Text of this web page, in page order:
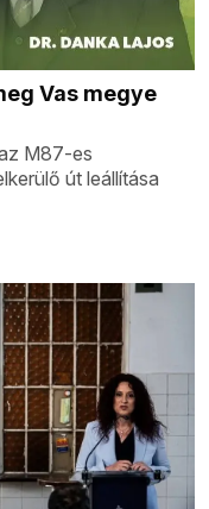
Vas megye
M87-es
út leállítása